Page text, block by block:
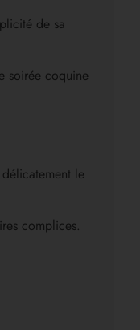
de sa
soirée coquine
le
complices.